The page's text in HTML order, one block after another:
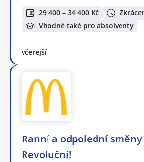
29 400 – 34 400 Kč
Vhodné také pro absolventy
včerejší
Ranní a odpolední směny
Revoluční!